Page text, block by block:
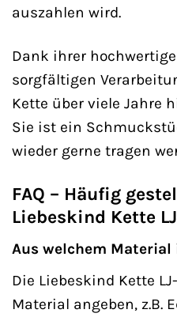
auszahlen wird.
Dank ihrer
sorgfältigen
Kette über viele Jahre
Sie ist ein
wieder gerne tragen
FAQ – Häufig
Liebeskind Kette
Aus welchem
Die Liebeskind Kette
Material angeben, z.B.